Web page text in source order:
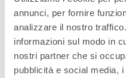
annunci, per fornire
analizzare il nostro
informazioni sul modo in
nostri partner che si
pubblicità e social media,